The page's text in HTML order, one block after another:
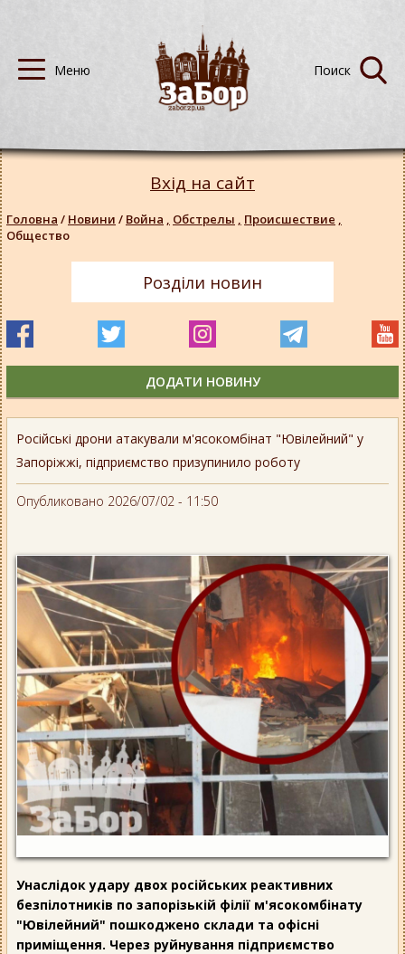
Російські дрони атакували м'ясокомбінат "Ювілейний" у
Запоріжжі, підприємство призупинило роботу
Опубликовано 2026/07/02 - 11:50
Унаслідок удару двох російських реактивних
безпілотників по запорізькій філії м'ясокомбінату
"Ювілейний" пошкоджено склади та офісні
приміщення. Через руйнування підприємство
Вхід на сайт
Головна / Новини / Война , Обстрелы , Происшествие ,
Общество
Розділи новин
ДОДАТИ НОВИНУ